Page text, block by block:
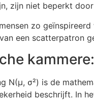
zijn niet beperkt
zo
een scatterpatron
N(μ, σ²) is de
beschrijft. In